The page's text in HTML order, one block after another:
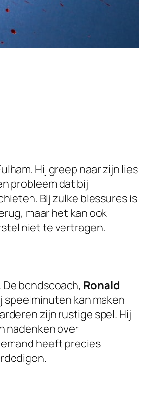
Hij greep naar zijn lies
probleem dat bij
Bij zulke blessures is
maar het kan ook
niet te vertragen.
bondscoach, Ronald
speelminuten kan maken
zijn rustige spel. Hij
nadenken over
heeft precies